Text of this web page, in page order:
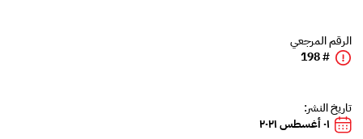
الرقم المرجعي
# 198
تاريخ النشر:
٠١ أغسطس ٢٠٢١